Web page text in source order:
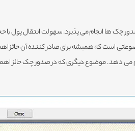
چک ها انجام می پذیرد. سهولت انتقال پول
است که همیشه برای صادر کننده آن
می دهد . موضوع دیگری که در صدور چک